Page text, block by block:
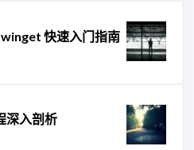
快速入门指南
深入剖析